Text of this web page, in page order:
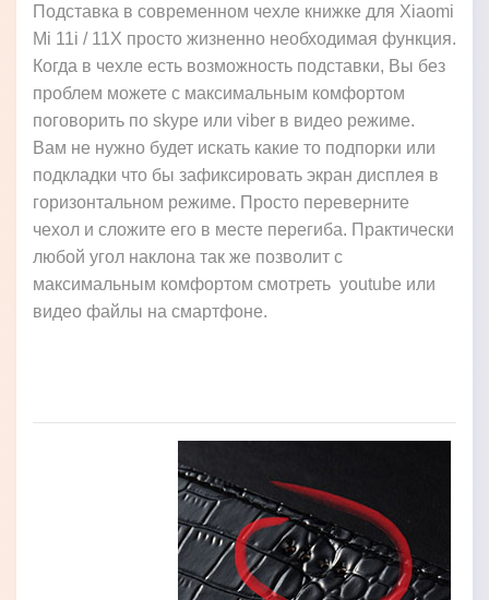
Подставка в современном чехле книжке для Xiaomi
Mi 11i / 11X просто жизненно необходимая функция.
Когда в чехле есть возможность подставки, Вы без
проблем можете с максимальным комфортом
поговорить по skype или viber в видео режиме.
Вам не нужно будет искать какие то подпорки или
подкладки что бы зафиксировать экран дисплея в
горизонтальном режиме. Просто переверните
чехол и сложите его в месте перегиба. Практически
любой угол наклона так же позволит с
максимальным комфортом смотреть youtube или
видео файлы на смартфоне.